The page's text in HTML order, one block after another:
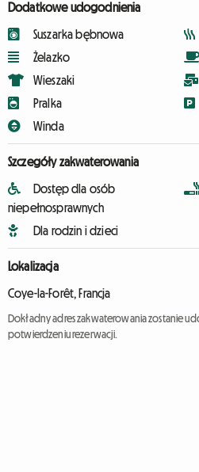
Dodatkowe udogodnienia
Suszarka bębnowa
Żelazko
Wieszaki
Pralka
Winda
Szczegóły zakwaterowania
Dostęp dla osób
niepełnosprawnych
Dla rodzin i dzieci
Lokalizacja
Coye-la-Forêt, Francja
Dokładny adres zakwaterowania zostanie
potwierdzeniu rezerwacji.